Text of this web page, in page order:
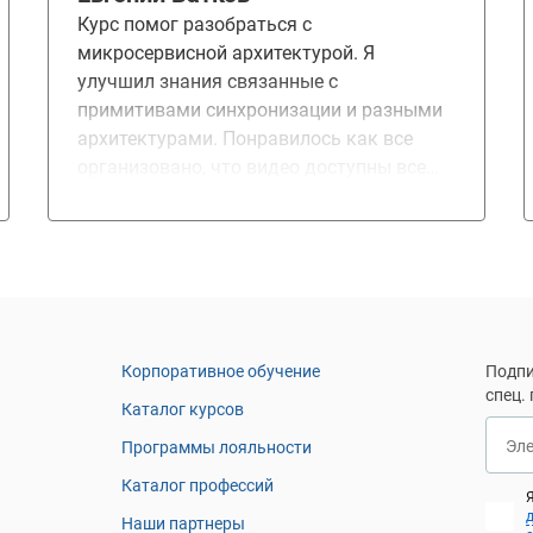
более техническими терминами
объяснял)
Курс помог разобраться с
микросервисной архитектурой. Я
улучшил знания связанные с
примитивами синхронизации и разными
архитектурами. Понравилось как все
архитектур и правильного подхода в
Корпоративное обучение
Каталог курсов
Программы лояльности
Каталог профессий
Наши партнеры
спец.